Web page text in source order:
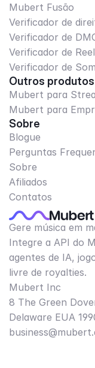
Mubert Fusão
Verificador de
Verificador de
Verificador de
Verificador de
Outros produtos
Mubert para
Mubert para
Sobre
Blogue
Perguntas
Sobre
Afiliados
Contatos
Gere música em
Integre a API do
agentes de IA,
livre de royalties.
Mubert Inc
8 The Green
Delaware EUA